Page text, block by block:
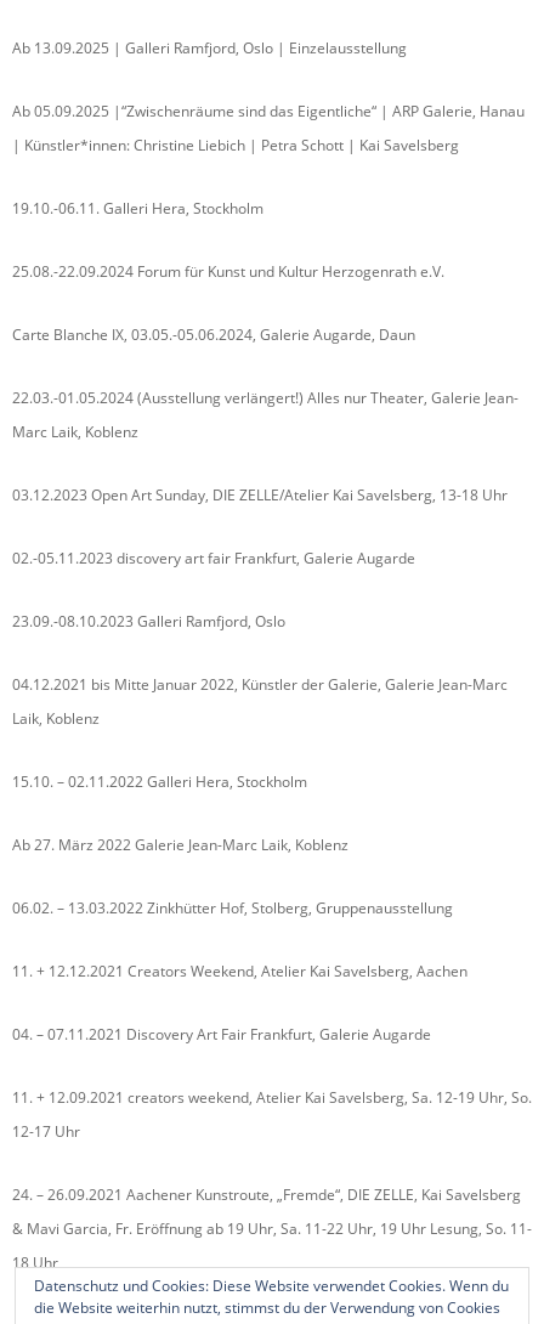
Ab 13.09.2025 | Galleri Ramfjord, Oslo | Einzelausstellung
Ab 05.09.2025 |“Zwischenräume sind das Eigentliche“ | ARP Galerie, Hanau
| Künstler*innen: Christine Liebich | Petra Schott | Kai Savelsberg
19.10.-06.11. Galleri Hera, Stockholm
25.08.-22.09.2024 Forum für Kunst und Kultur Herzogenrath e.V.
Carte Blanche IX, 03.05.-05.06.2024, Galerie Augarde, Daun
22.03.-01.05.2024 (Ausstellung verlängert!) Alles nur Theater, Galerie Jean-
Marc Laik, Koblenz
03.12.2023 Open Art Sunday, DIE ZELLE/Atelier Kai Savelsberg, 13-18 Uhr
02.-05.11.2023 discovery art fair Frankfurt, Galerie Augarde
23.09.-08.10.2023 Galleri Ramfjord, Oslo
04.12.2021 bis Mitte Januar 2022, Künstler der Galerie, Galerie Jean-Marc
Laik, Koblenz
15.10. – 02.11.2022 Galleri Hera, Stockholm
Ab 27. März 2022 Galerie Jean-Marc Laik, Koblenz
06.02. – 13.03.2022 Zinkhütter Hof, Stolberg, Gruppenausstellung
11. + 12.12.2021 Creators Weekend, Atelier Kai Savelsberg, Aachen
04. – 07.11.2021 Discovery Art Fair Frankfurt, Galerie Augarde
11. + 12.09.2021 creators weekend, Atelier Kai Savelsberg, Sa. 12-19 Uhr, So.
12-17 Uhr
24. – 26.09.2021 Aachener Kunstroute, „Fremde“, DIE ZELLE, Kai Savelsberg
& Mavi Garcia, Fr. Eröffnung ab 19 Uhr, Sa. 11-22 Uhr, 19 Uhr Lesung, So. 11-
18 Uhr
Datenschutz und Cookies: Diese Website verwendet Cookies. Wenn du
die Website weiterhin nutzt, stimmst du der Verwendung von Cookies